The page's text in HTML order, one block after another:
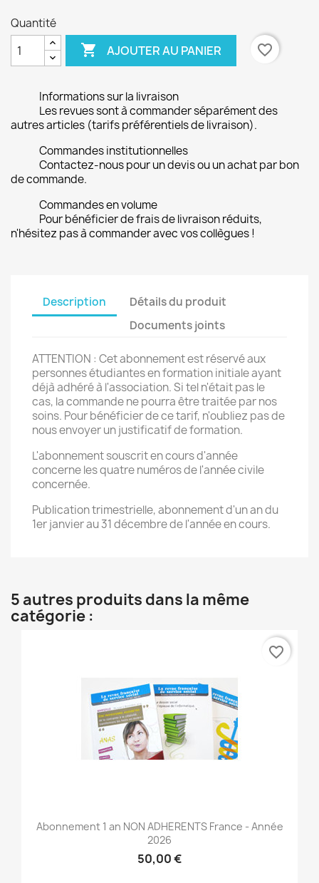
Quantité
 AJOUTER AU PANIER favorite_border
Informations sur la livraison
Les revues sont à commander séparément des
autres articles (tarifs préférentiels de livraison).
Commandes institutionnelles
Contactez-nous pour un devis ou un achat par bon
de commande.
Commandes en volume
Pour bénéficier de frais de livraison réduits,
n'hésitez pas à commander avec vos collègues !
Description
Détails du produit
Documents joints
ATTENTION : Cet abonnement est réservé aux
personnes étudiantes en formation initiale ayant
déjà adhéré à l'association. Si tel n'était pas le
cas, la commande ne pourra être traitée par nos
soins. Pour bénéficier de ce tarif, n'oubliez pas de
nous envoyer un justificatif de formation.
L'abonnement souscrit en cours d'année
concerne les quatre numéros de l'année civile
concernée.
Publication trimestrielle, abonnement d'un an du
1er janvier au 31 décembre de l'année en cours.
5 autres produits dans la même
catégorie :
Abonnement 1 an NON ADHERENTS France - Année
2026
50,00 €
favorite_border